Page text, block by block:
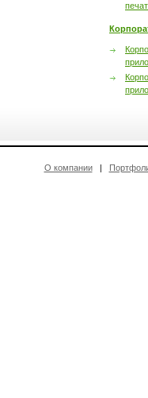
О компании|